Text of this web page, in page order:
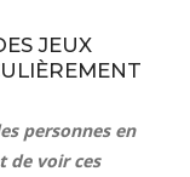
JEUX
personnes en
de voir ces